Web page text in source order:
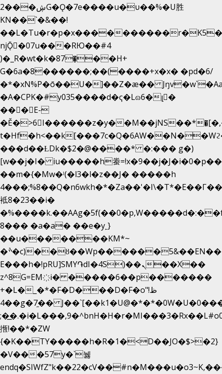
2���ڜG�Ǫ�7e����u�υ��%�U胜
KN��`�&��!
��L�Tu�r�p�x����
njǬ�07u���RЮ��#4
)�_R�wt�k�87�̠��H+
G�6a�8������;��(����+x�x� �pd�6/
�*�xN%P�ō��U�]��Z�æ��
�A�CPK�#y035����d�ҁ�Lɷ6�լ�
���E-
�Ě�>6򁊔I������z�y�
���d��ȽDk�$2�@����* �:��� g�)
[w��j�I� iu�����h䖭=!x�9��j�J�i�0�p��
��m�{�Mw�ˡ(�l3�l�z��J� �����h
袛8�23��i�
8��� �a�a� ��e�y˿}
��u�������KM*~
�ׯ�c)��ȣ��Wp������5&��EN����*�&&6F��Le��~�P�άv����ui?
E���h�!pRU]SMY֏dI�4S)��ܢ��X��
z^8G=EM҉i� �����6��p�������
+�L�_�*�F�D���D�F�o"ظ!
�4�g�7֦�� J��`[��k1�U@�*�*�0W�U�0����_������äp�)2>�`@n����5DW˃��
揯!��*�ZW
{�K��TY�����h�R�1�<D��JO�$>�2}
�V���57y�`뉋